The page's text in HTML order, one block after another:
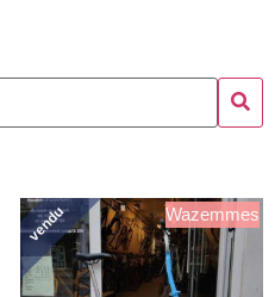
Wazemmes
vendu